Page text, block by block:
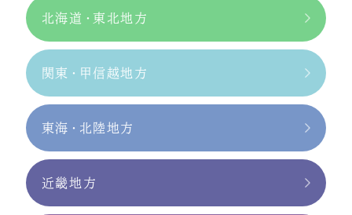
北海道・東北地方
関東・甲信越地方
東海・北陸地方
近畿地方